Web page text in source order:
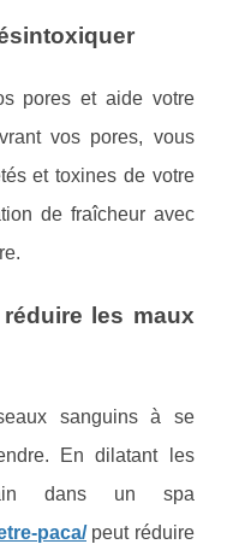
pores et aide votre
vos pores, vous
et toxines de votre
de fraîcheur avec
les maux
sanguins à se
En dilatant les
dans un spa
paca/peut réduire